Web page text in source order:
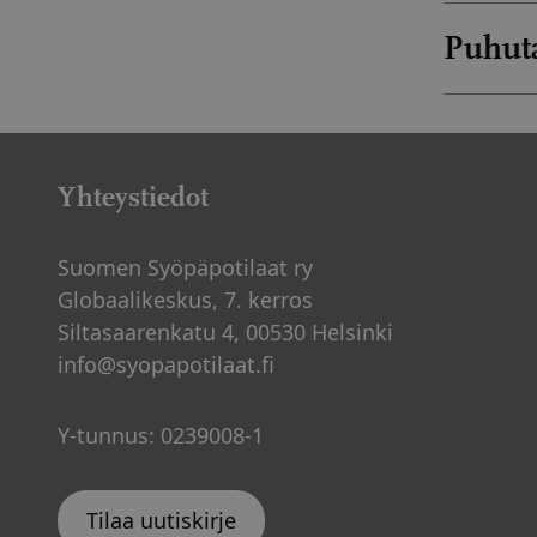
Jaksot
Yhteystiedot
Suomen Syöpäpotilaat ry
Globaalikeskus, 7. kerros
Siltasaarenkatu 4, 00530 Helsinki
info@syopapotilaat.fi
Y-tunnus: 0239008-1
Tilaa uutiskirje